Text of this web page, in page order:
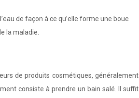
de façon à ce qu’elle forme une boue
la maladie.
de produits cosmétiques, généralement
consiste à prendre un bain salé. Il suffit